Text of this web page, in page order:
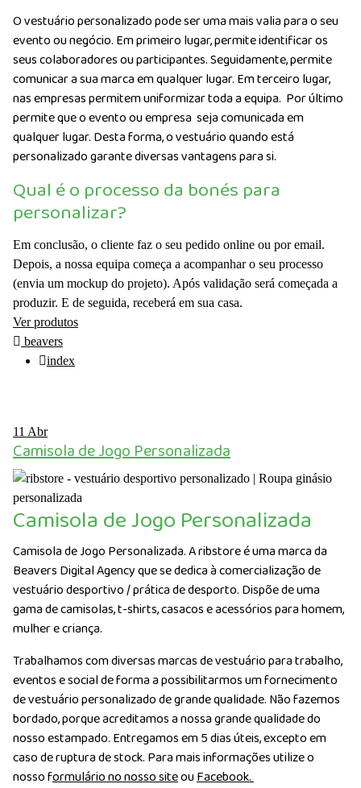
O vestuário personalizado pode ser uma mais valia para o seu
evento ou negócio. Em primeiro lugar, permite identificar os
seus colaboradores ou participantes. Seguidamente, permite
comunicar a sua marca em qualquer lugar. Em terceiro lugar,
nas empresas permitem uniformizar toda a equipa. Por último
permite que o evento ou empresa seja comunicada em
qualquer lugar. Desta forma, o vestuário quando está
personalizado garante diversas vantagens para si.
Qual é o processo da bonés para
personalizar?
Em conclusão, o cliente faz o seu pedido online ou por email.
Depois, a nossa equipa começa a acompanhar o seu processo
(envia um mockup do projeto). Após validação será começada a
produzir. E de seguida, receberá em sua casa.
Ver produtos
beavers
index
11 Abr
Camisola de Jogo Personalizada
Camisola de Jogo Personalizada
Camisola de Jogo Personalizada. A ribstore é uma marca da
Beavers Digital Agency que se dedica à comercialização de
vestuário desportivo / prática de desporto. Dispõe de uma
gama de camisolas, t-shirts, casacos e acessórios para homem,
mulher e criança.
Trabalhamos com diversas marcas de vestuário para trabalho,
eventos e social de forma a possibilitarmos um fornecimento
de vestuário personalizado de grande qualidade. Não fazemos
bordado, porque acreditamos a nossa grande qualidade do
nosso estampado. Entregamos em 5 dias úteis, excepto em
caso de ruptura de stock. Para mais informações utilize o
nosso formulário no nosso siteouFacebook.